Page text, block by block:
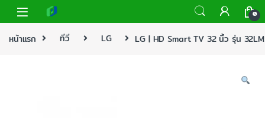
0
หน้าแรก ทีวี LG LG | HD Smart TV 32 นิ้ว รุ่น